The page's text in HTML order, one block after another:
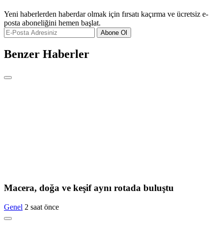
Yeni haberlerden haberdar olmak için fırsatı kaçırma ve ücretsiz e-
posta aboneliğini hemen başlat.
Abone Ol
Benzer Haberler
Macera, doğa ve keşif aynı rotada buluştu
Genel 2 saat önce